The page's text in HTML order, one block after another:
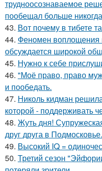
трудноосознаваемое
пообещал больше
43. Вот почему в тибете
44. Феномен воплощения
обсуждается широкой
45. Нужно к себе
46. "Моё право, право
и пообедать.
47. Николь кидман
которой - поддерживать
48. Жуть дня!
друг друга в Подмосковье.
49. Высокий IQ =
50. Третий сезон